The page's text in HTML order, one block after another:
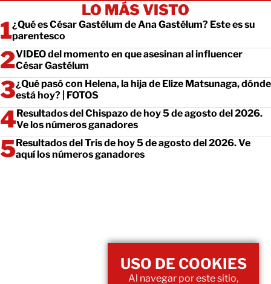
LO MÁS VISTO
¿Qué es César Gastélum de Ana Gastélum? Este es su
parentesco
VIDEO del momento en que asesinan al influencer
César Gastélum
¿Qué pasó con Helena, la hija de Elize Matsunaga, dónde
está hoy? | FOTOS
Resultados del Chispazo de hoy 5 de agosto del 2026.
Ve los números ganadores
Resultados del Tris de hoy 5 de agosto del 2026. Ve
aquí los números ganadores
USO DE COOKIES
Al navegar por este sitio,